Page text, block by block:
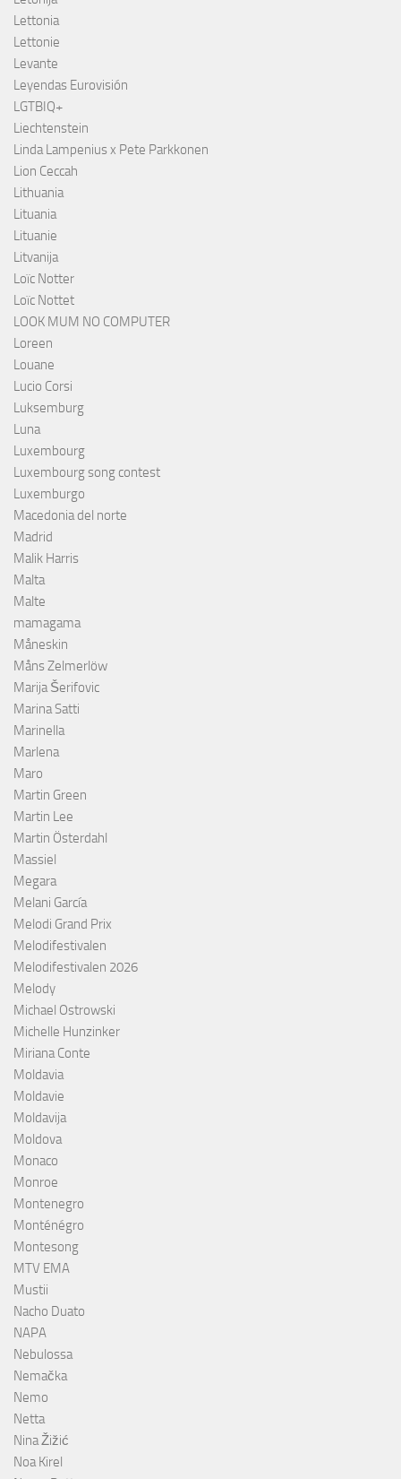
Lettonia
Lettonie
Levante
Leyendas Eurovisión
LGTBIQ+
Liechtenstein
Linda Lampenius x Pete Parkkonen
Lion Ceccah
Lithuania
Lituania
Lituanie
Litvanija
Loïc Notter
Loïc Nottet
LOOK MUM NO COMPUTER
Loreen
Louane
Lucio Corsi
Luksemburg
Luna
Luxembourg
Luxembourg song contest
Luxemburgo
Macedonia del norte
Madrid
Malik Harris
Malta
Malte
mamagama
Måneskin
Måns Zelmerlöw
Marija Šerifovic
Marina Satti
Marinella
Marlena
Maro
Martin Green
Martin Lee
Martin Österdahl
Massiel
Megara
Melani García
Melodi Grand Prix
Melodifestivalen
Melodifestivalen 2026
Melody
Michael Ostrowski
Michelle Hunzinker
Miriana Conte
Moldavia
Moldavie
Moldavija
Moldova
Monaco
Monroe
Montenegro
Monténégro
Montesong
MTV EMA
Mustii
Nacho Duato
NAPA
Nebulossa
Nemačka
Nemo
Netta
Nina Žižić
Noa Kirel